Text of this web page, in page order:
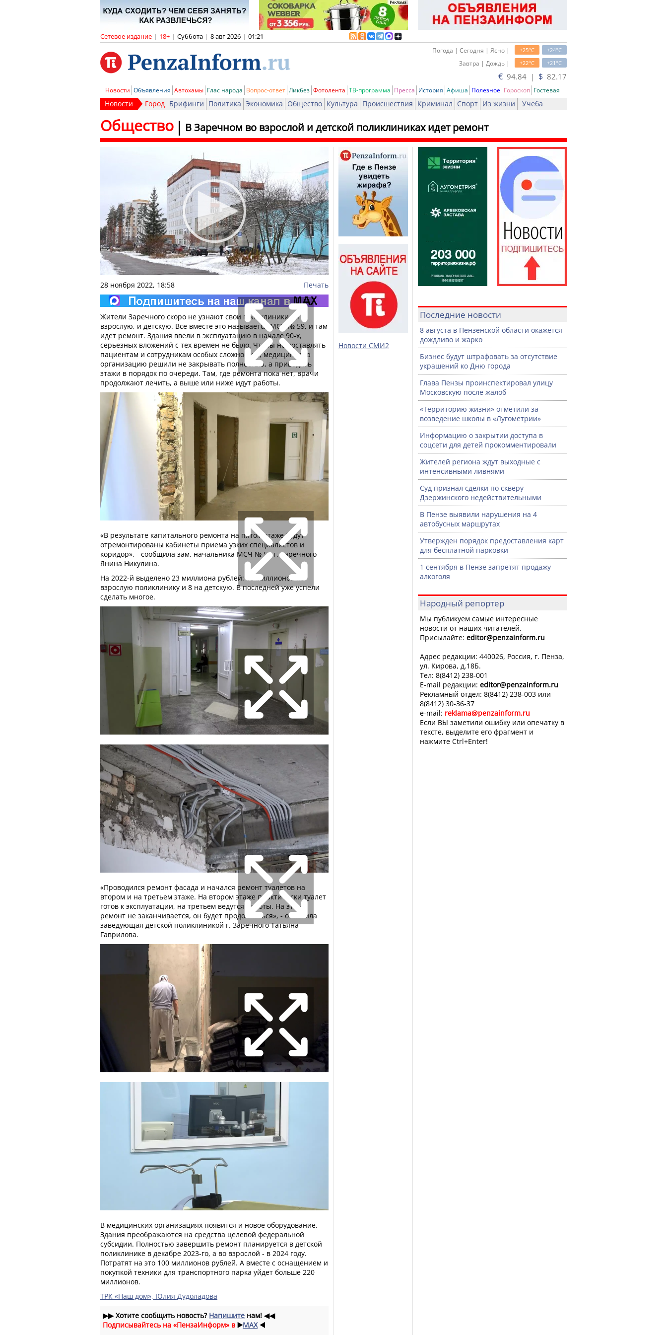
Сетевое издание | 18+ | Суббота | 8 авг 2026 | 01:21
+24oC
+25oC
Погода | Сегодня | Ясно |
+21oC
+22oC
Завтра | Дождь |
€ 94.84 | $ 82.17
Новости Объявления Автохамы Глас народа Вопрос-ответ Ликбез Фотолента ТВ-программа Пресса История Афиша Полезное Гороскоп Гостевая
Новости Город Брифинги Политика Экономика Общество Культура Происшествия Криминал Спорт Из жизни Учеба
В Заречном во взрослой и детской поликлиниках идет ремонт
Общество
28 ноября 2022, 18:58 Печать
Жители Заречного скоро не узнают свои поликлиники - и
взрослую, и детскую. Все вместе это называется МСЧ № 59, и там
идет ремонт. Здания ввели в эксплуатацию в начале 90-х,
серьезных вложений с тех времен не было. Чтобы не доставлять
пациентам и сотрудникам особых сложностей, медицинскую
организацию решили не закрывать полностью, а приводить
этажи в порядок по очереди. Там, где ремонта пока нет, врачи
продолжают лечить, а выше или ниже идут работы.
«В результате капитального ремонта на пятом этаже будут
отремонтированы кабинеты приема узких специалистов и
коридор», - сообщила зам. начальника МСЧ № 59 г. Заречного
Янина Никулина.
На 2022-й выделено 23 миллиона рублей: 15 миллионов на
взрослую поликлинику и 8 на детскую. В последней уже успели
сделать многое.
«Проводился ремонт фасада и начался ремонт туалетов на
втором и на третьем этаже. На втором этаже практически туалет
готов к эксплуатации, на третьем ведутся работы. На этом
ремонт не заканчивается, он будет продолжаться», - отметила
заведующая детской поликлиникой г. Заречного Татьяна
Гаврилова.
В медицинских организациях появится и новое оборудование.
Здания преображаются на средства целевой федеральной
субсидии. Полностью завершить ремонт планируется в детской
поликлинике в декабре 2023-го, а во взрослой - в 2024 году.
Потратят на это 100 миллионов рублей. А вместе с оснащением и
покупкой техники для транспортного парка уйдет больше 220
миллионов.
ТРК «Наш дом», Юлия Дудоладова
▶▶Хотите сообщить новость? Напишите нам! ◀◀
Подписывайтесь на «ПензаИнформ» в ▶️MAX ◀️
Новости СМИ2
Последние новости
8 августа в Пензенской области окажется
дождливо и жарко
Бизнес будут штрафовать за отсутствие
украшений ко Дню города
Глава Пензы проинспектировал улицу
Московскую после жалоб
«Территорию жизни» отметили за
возведение школы в «Лугометрии»
Информацию о закрытии доступа в
соцсети для детей прокомментировали
Жителей региона ждут выходные с
интенсивными ливнями
Суд признал сделки по скверу
Дзержинского недействительными
В Пензе выявили нарушения на 4
автобусных маршрутах
Утвержден порядок предоставления карт
для бесплатной парковки
1 сентября в Пензе запретят продажу
алкоголя
Народный репортер
Мы публикуем самые интересные
новости от наших читателей.
Присылайте: editor@penzainform.ru
Адрес редакции: 440026, Россия, г. Пенза,
ул. Кирова, д.18Б.
Тел: 8(8412) 238-001
E-mail редакции: editor@penzainform.ru
Рекламный отдел: 8(8412) 238-003 или
8(8412) 30-36-37
e-mail: reklama@penzainform.ru
Если ВЫ заметили ошибку или опечатку в
тексте, выделите его фрагмент и
нажмите Ctrl+Enter!